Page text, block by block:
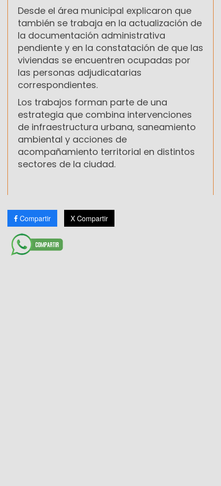
Desde el área municipal explicaron que
también se trabaja en la actualización de
la documentación administrativa
pendiente y en la constatación de que las
viviendas se encuentren ocupadas por
las personas adjudicatarias
correspondientes.
Los trabajos forman parte de una
estrategia que combina intervenciones
de infraestructura urbana, saneamiento
ambiental y acciones de
acompañamiento territorial en distintos
sectores de la ciudad.
Compartir X Compartir